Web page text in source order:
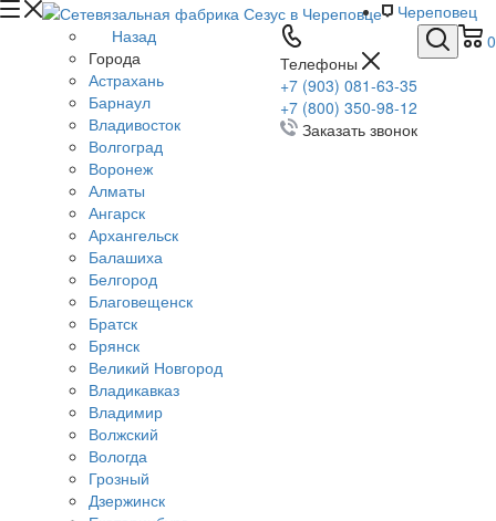
0
Телефоны
+7 (903) 081-63-35
+7 (800) 350-98-12
Заказать звонок
Череповец
Назад
Города
Астрахань
Барнаул
Владивосток
Волгоград
Воронеж
Алматы
Ангарск
Архангельск
Балашиха
Белгород
Благовещенск
Братск
Брянск
Великий Новгород
Владикавказ
Владимир
Волжский
Вологда
Грозный
Дзержинск